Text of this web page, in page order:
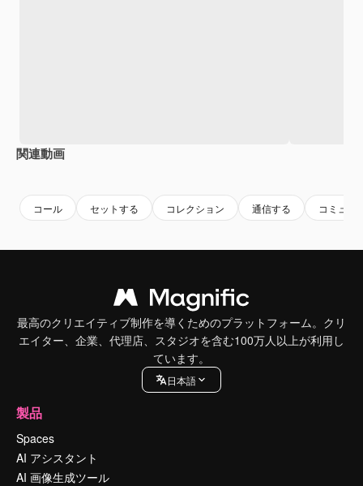
関連動画
コール セットする コレクション 通信する コミュニ
最高のクリエイティブ制作を導くためのプラットフォーム。クリ
エイター、企業、代理店、スタジオを含む100万人以上が利用し
ています。
日本語
製品
Spaces
AI アシスタント
AI 画像生成ツール